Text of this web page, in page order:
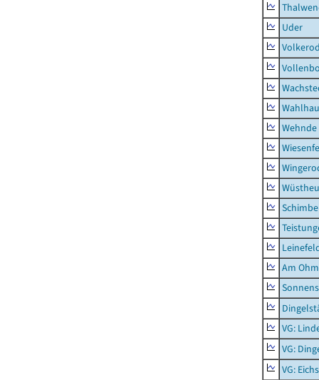
Uder
Wehnde
Am
VG:
VG:
VG: